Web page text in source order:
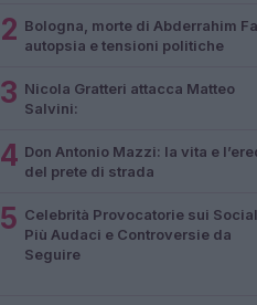
2 Bologna, morte di Abderrahim
autopsia e tensioni politiche
3 Nicola Gratteri attacca Matteo
Salvini:
4 Don Antonio Mazzi: la vita e
del prete di strada
5 Celebrità Provocatorie sui
Più Audaci e Controversie da
Seguire